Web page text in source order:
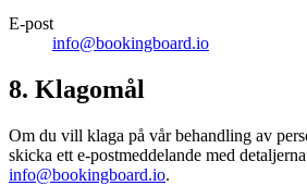
E-post
info@bookingboard.io
8. Klagomål
Om du vill klaga på vår behandling av
skicka ett e-postmeddelande med
info@bookingboard.io.